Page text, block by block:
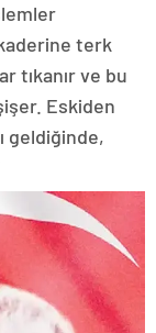
terk
tıkanır ve bu
Eskiden
geldiğinde,